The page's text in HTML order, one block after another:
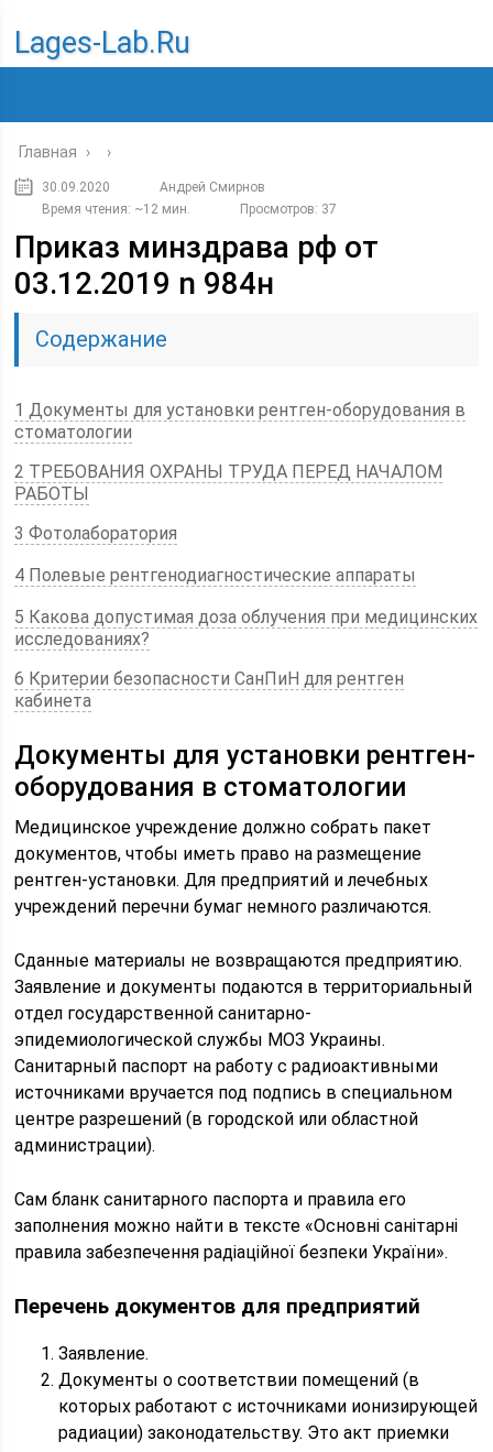
Lages-Lab.ru
Главная › ›
30.09.2020
Андрей Смирнов
Время чтения: ~12 мин.
Просмотров: 37
Приказ минздрава рф от
03.12.2019 n 984н
Содержание
1 Документы для установки рентген-оборудования в
стоматологии
2 ТРЕБОВАНИЯ ОХРАНЫ ТРУДА ПЕРЕД НАЧАЛОМ
РАБОТЫ
3 Фотолаборатория
4 Полевые рентгенодиагностические аппараты
5 Какова допустимая доза облучения при медицинских
исследованиях?
6 Критерии безопасности СанПиН для рентген
кабинета
Документы для установки рентген-
оборудования в стоматологии
Медицинское учреждение должно собрать пакет
документов, чтобы иметь право на размещение
рентген-установки. Для предприятий и лечебных
учреждений перечни бумаг немного различаются.
Сданные материалы не возвращаются предприятию.
Заявление и документы подаются в территориальный
отдел государственной санитарно-
эпидемиологической службы МОЗ Украины.
Санитарный паспорт на работу с радиоактивными
источниками вручается под подпись в специальном
центре разрешений (в городской или областной
администрации).
Сам бланк санитарного паспорта и правила его
заполнения можно найти в тексте «Основні санітарні
правила забезпечення радіаційної безпеки України».
Перечень документов для предприятий
Заявление.
Документы о соответствии помещений (в
которых работают с источниками ионизирующей
радиации) законодательству. Это акт приемки